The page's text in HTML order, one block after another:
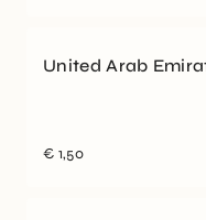
United Arab
€ 1,50